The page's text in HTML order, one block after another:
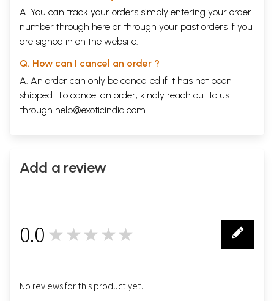
A. You can track your orders simply entering your order
number through here or through your past orders if you
are signed in on the website.
Q. How can I cancel an order ?
A. An order can only be cancelled if it has not been
shipped. To cancel an order, kindly reach out to us
through help@exoticindia.com.
Add a review
0.0 ★★★★★
No reviews for this product yet.